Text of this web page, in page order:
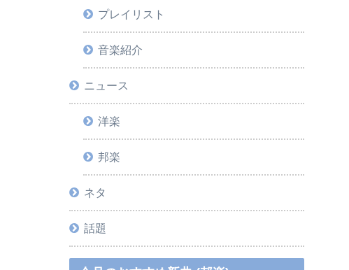
プレイリスト
音楽紹介
ニュース
洋楽
邦楽
ネタ
話題